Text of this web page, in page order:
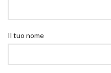
Il tuo nome